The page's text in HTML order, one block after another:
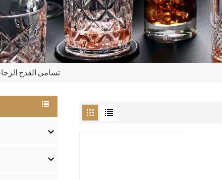
تسامي القدح